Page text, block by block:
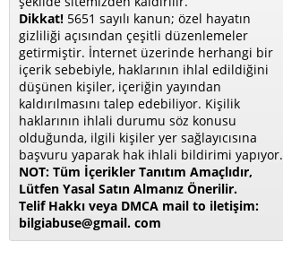
Dikkat! 5651 sayılı kanun; özel hayatın
gizliliği açısından çeşitli düzenlemeler
getirmiştir. İnternet üzerinde herhangi bir
içerik sebebiyle, haklarının ihlal edildiğini
düşünen kişiler, içeriğin yayından
kaldırılmasını talep edebiliyor. Kişilik
haklarının ihlali durumu söz konusu
olduğunda, ilgili kişiler yer sağlayıcısına
başvuru yaparak hak ihlali bildirimi yapıyor.
NOT: Tüm İçerikler Tanıtım Amaçlıdır,
Lütfen Yasal Satın Almanız Önerilir.
Telif Hakkı veya DMCA mail to iletişim:
bilgiabuse@gmail. com